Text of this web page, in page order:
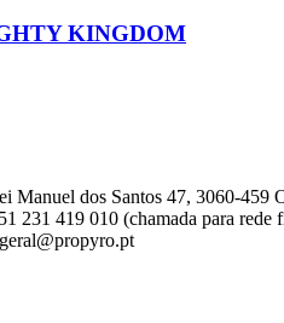
KINGDOM
Manuel dos Santos 47, 3060-459
231 419 010 (chamada para rede
geral@propyro.pt